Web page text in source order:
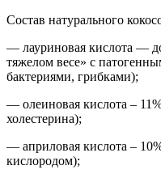
Состав натурального
— лауриновая кислота —
тяжелом весе» с
бактериями, грибками);
— олеиновая кислота –
холестерина);
— априловая кислота –
кислородом);